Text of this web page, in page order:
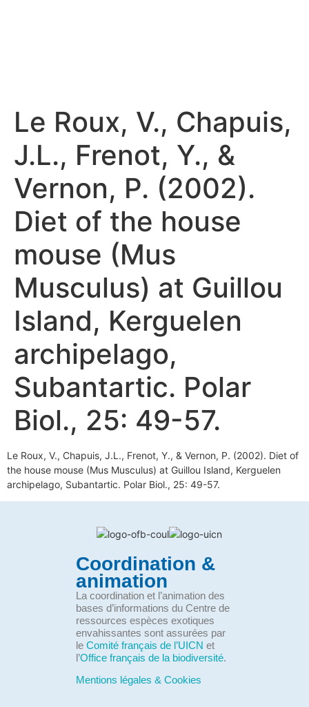
Le Roux, V., Chapuis,
J.L., Frenot, Y., &
Vernon, P. (2002).
Diet of the house
mouse (Mus
Musculus) at Guillou
Island, Kerguelen
archipelago,
Subantartic. Polar
Biol., 25: 49-57.
Le Roux, V., Chapuis, J.L., Frenot, Y., & Vernon, P. (2002). Diet of
the house mouse (Mus Musculus) at Guillou Island, Kerguelen
archipelago, Subantartic. Polar Biol., 25: 49-57.
Coordination &
animation
La coordination et l’animation des
bases d’informations du Centre de
ressources espèces exotiques
envahissantes sont assurées par
le Comité français de l’UICN et
l’Office français de la biodiversité.
Mentions légales & Cookies